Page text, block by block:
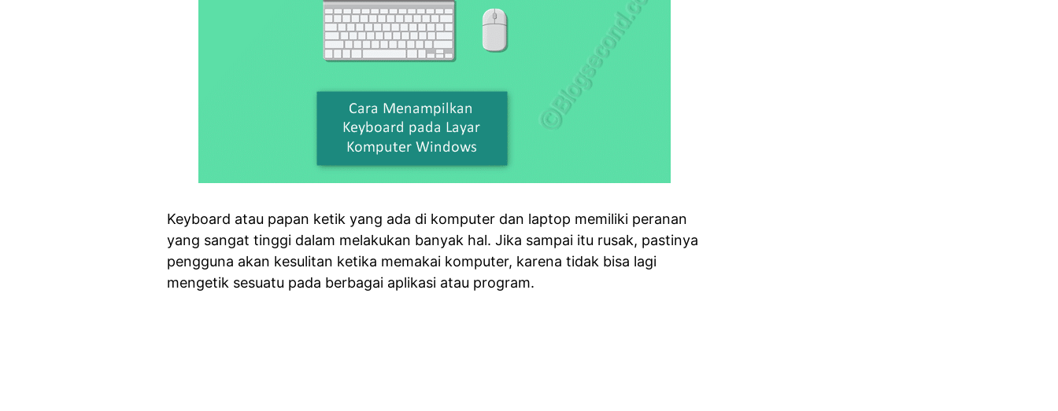
Keyboard atau papan ketik yang ada di komputer dan laptop memiliki peranan
yang sangat tinggi dalam melakukan banyak hal. Jika sampai itu rusak, pastinya
pengguna akan kesulitan ketika memakai komputer, karena tidak bisa lagi
mengetik sesuatu pada berbagai aplikasi atau program.